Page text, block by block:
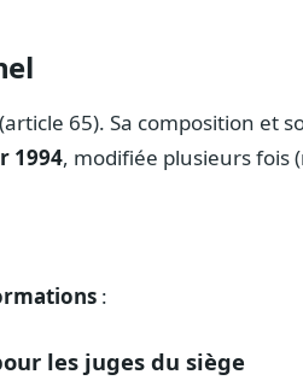
(article 65). Sa composition et
1994, modifiée plusieurs fois
:
les juges du siège